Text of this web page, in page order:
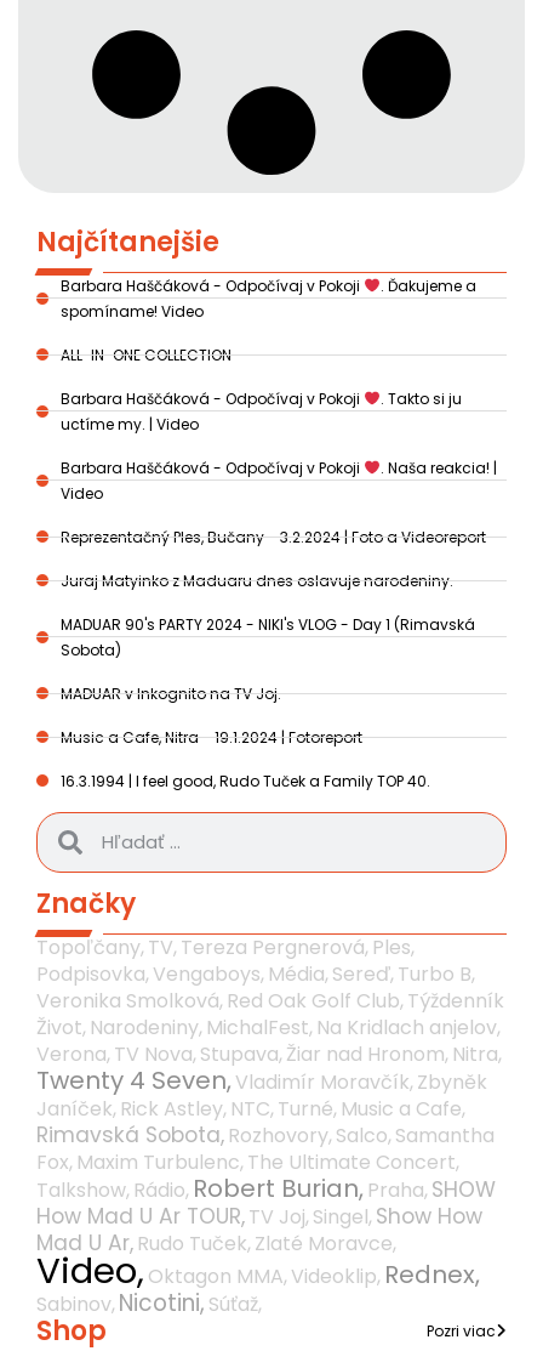
Najčítanejšie
Barbara Haščáková - Odpočívaj v Pokoji
. Ďakujeme a
spomíname! Video
ALL-IN-ONE COLLECTION
Barbara Haščáková - Odpočívaj v Pokoji
. Takto si ju
uctíme my. | Video
Barbara Haščáková - Odpočívaj v Pokoji
. Naša reakcia! |
Video
Reprezentačný Ples, Bučany - 3.2.2024 | Foto a Videoreport
Juraj Matyinko z Maduaru dnes oslavuje narodeniny.
MADUAR 90's PARTY 2024 - NIKI's VLOG - Day 1 (Rimavská
Sobota)
MADUAR v Inkognito na TV Joj.
Music a Cafe, Nitra - 19.1.2024 | Fotoreport
16.3.1994 | I feel good, Rudo Tuček a Family TOP 40.
Značky
Topoľčany, TV, Tereza Pergnerová, Ples,
Podpisovka, Vengaboys, Média, Sereď, Turbo B,
Veronika Smolková, Red Oak Golf Club, Týždenník
Život, Narodeniny, MichalFest, Na Kridlach anjelov,
Verona, TV Nova, Stupava, Žiar nad Hronom, Nitra,
Twenty 4 Seven, Vladimír Moravčík, Zbyněk
Janíček, Rick Astley, NTC, Turné, Music a Cafe,
Rimavská Sobota, Rozhovory, Salco, Samantha
Fox, Maxim Turbulenc, The Ultimate Concert,
Talkshow, Rádio, Robert Burian, Praha, SHOW
How Mad U Ar TOUR,TV Joj, Singel, Show How
Mad U Ar, Rudo Tuček, Zlaté Moravce,
Video, Oktagon MMA, Videoklip, Rednex,
Sabinov, Nicotini, Súťaž,
Shop Pozri viac